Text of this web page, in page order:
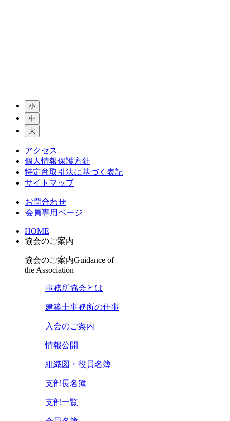
小
中
大
アクセス
個人情報保護方針
特定商取引法に基づく表記
サイトマップ
お問合わせ
会員専用ページ
HOME
協会のご案内
協会のご案内Guidance of
the Association
事務所協会とは
建築士事務所の仕事
入会のご案内
情報公開
組織図・役員名簿
支部長名簿
支部一覧